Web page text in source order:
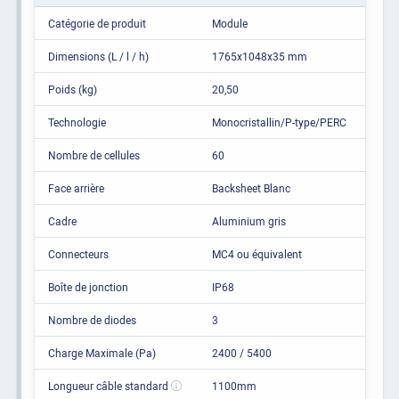
Catégorie de produit Module
Dimensions (L / l / h) 1765x1048x35 mm
Poids (kg) 20,50
Technologie Monocristallin/P-type/PERC
Nombre de cellules 60
Face arrière Backsheet Blanc
Cadre Aluminium gris
Connecteurs MC4 ou équivalent
Boîte de jonction IP68
Nombre de diodes 3
Charge Maximale (Pa) 2400 / 5400
Longueur câble standard 1100mm